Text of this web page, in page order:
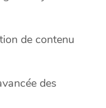
de contenu
des